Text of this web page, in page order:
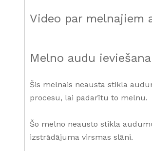
Video par melnajiem
Melno audu ieviešana
Šis melnais neausta stikla
procesu, lai padarītu to melnu.
Šo melno neausto stikla
izstrādājuma virsmas slāni.